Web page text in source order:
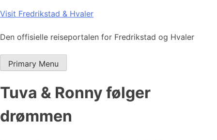
Skip
content
Visit Fredrikstad & Hvaler
Den offisielle reiseportalen for Fredrikstad og Hvaler
Primary Menu
Tuva & Ronny følger
drømmen